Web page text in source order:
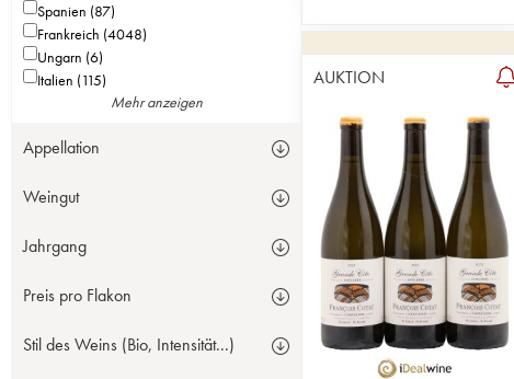
Spanien (87)
Frankreich (4048)
Ungarn (6)
Italien (115)
Mehr anzeigen
Appellation
Weingut
Jahrgang
Preis pro Flakon
Stil des Weins (Bio, Intensität...)
AUKTION